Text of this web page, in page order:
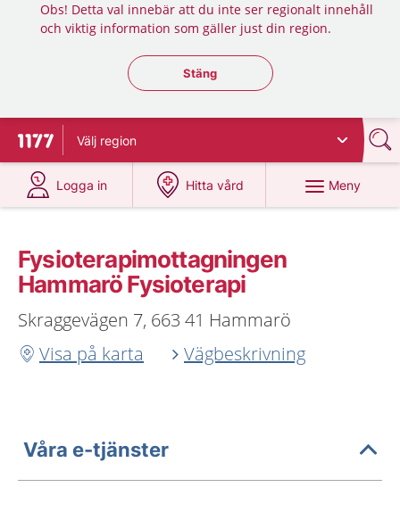
Obs! Detta val innebär att du inte ser regionalt innehåll
och viktig information som gäller just din region.
Stäng regionsväljaren
Stäng
Till startsidan för 1177
Välj region
Logga in
på 1177.se
Hitta vård
på 1177.se
Meny
Fysioterapimottagningen
Hammarö Fysioterapi
Skraggevägen 7, 663 41 Hammarö
Visa på karta
Vägbeskrivning
Våra e-tjänster